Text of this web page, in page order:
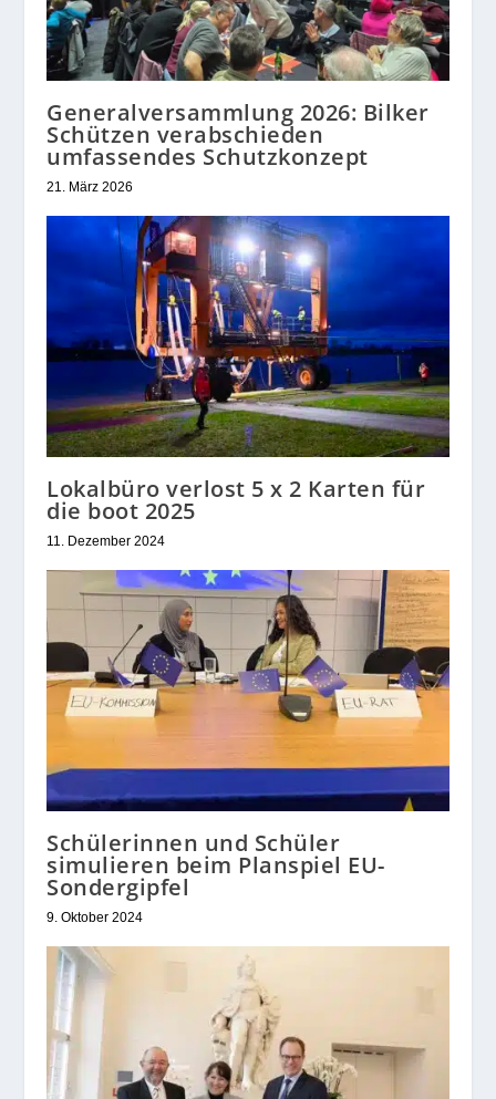
Generalversammlung 2026: Bilker
Schützen verabschieden
umfassendes Schutzkonzept
21. März 2026
Lokalbüro verlost 5 x 2 Karten für
die boot 2025
11. Dezember 2024
Schülerinnen und Schüler
simulieren beim Planspiel EU-
Sondergipfel
9. Oktober 2024